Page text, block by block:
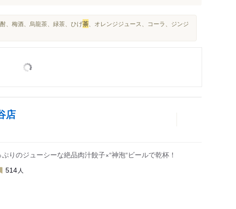
、梅酒、烏龍茶、緑茶、ひげ茶 、オレンジジュース、コーラ、ジンジ
店
りのジューシーな絶品肉汁餃子×“神泡“ビールで乾杯！
514 人